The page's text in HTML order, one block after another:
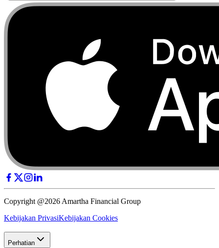
Copyright @2026 Amartha Financial Group
Kebijakan PrivasiKebijakan Cookies
Perhatian